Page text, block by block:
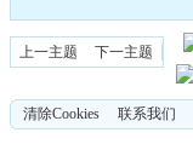
上一主题
下一主题
清除Cookies 联系我们